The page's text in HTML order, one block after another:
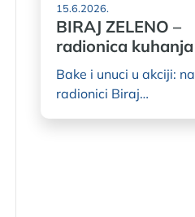
15.6.2026.
BIRAJ ZELENO –
radionica kuhanja
Bake i unuci u akciji: na
radionici Biraj…